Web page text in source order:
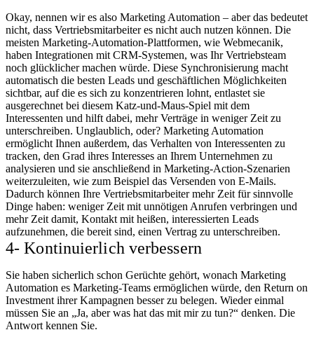
Okay, nennen wir es also Marketing Automation – aber das bedeutet
nicht, dass Vertriebsmitarbeiter es nicht auch nutzen können. Die
meisten Marketing-Automation-Plattformen, wie Webmecanik,
haben Integrationen mit CRM-Systemen, was Ihr Vertriebsteam
noch glücklicher machen würde. Diese Synchronisierung macht
automatisch die besten Leads und geschäftlichen Möglichkeiten
sichtbar, auf die es sich zu konzentrieren lohnt, entlastet sie
ausgerechnet bei diesem Katz-und-Maus-Spiel mit dem
Interessenten und hilft dabei, mehr Verträge in weniger Zeit zu
unterschreiben. Unglaublich, oder? Marketing Automation
ermöglicht Ihnen außerdem, das Verhalten von Interessenten zu
tracken, den Grad ihres Interesses an Ihrem Unternehmen zu
analysieren und sie anschließend in Marketing-Action-Szenarien
weiterzuleiten, wie zum Beispiel das Versenden von E-Mails.
Dadurch können Ihre Vertriebsmitarbeiter mehr Zeit für sinnvolle
Dinge haben: weniger Zeit mit unnötigen Anrufen verbringen und
mehr Zeit damit, Kontakt mit heißen, interessierten Leads
aufzunehmen, die bereit sind, einen Vertrag zu unterschreiben.
4- Kontinuierlich verbessern
Sie haben sicherlich schon Gerüchte gehört, wonach Marketing
Automation es Marketing-Teams ermöglichen würde, den Return on
Investment ihrer Kampagnen besser zu belegen. Wieder einmal
müssen Sie an „Ja, aber was hat das mit mir zu tun?“ denken. Die
Antwort kennen Sie.